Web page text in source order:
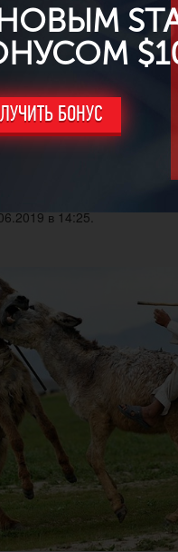
БОНУС
ФРС: в 2019
в 14:25.